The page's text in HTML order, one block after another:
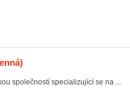
společností specializující se na ...